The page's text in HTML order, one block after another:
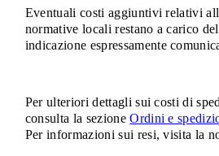
Eventuali costi aggiuntivi relativi
normative locali restano a carico
indicazione espressamente
Per ulteriori dettagli sui costi di
consulta la sezioneOrdini e
Per informazioni sui resi, visita la